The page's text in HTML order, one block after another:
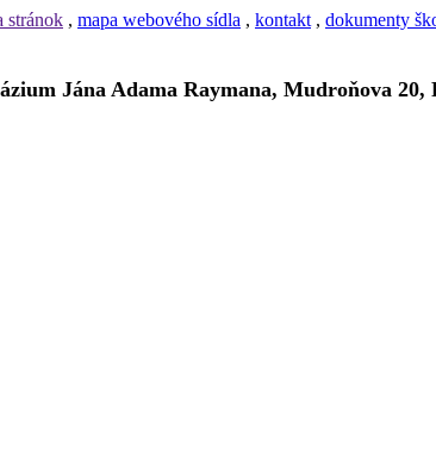
stránok , mapa webového sídla , kontakt , dokumenty
Jána Adama Raymana, Mudroňova 20,